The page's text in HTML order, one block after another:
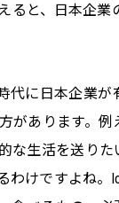
ると、日本企業
代に日本企業
があります。
な生活を送り
わけですよね。